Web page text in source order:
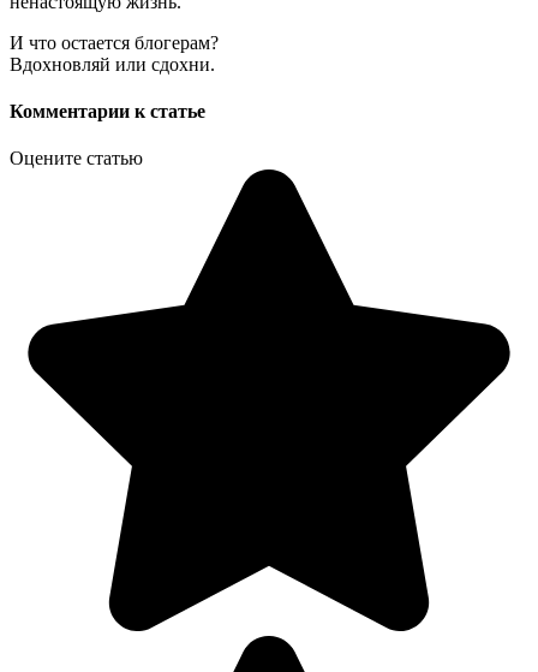
И что остается блогерам?
Вдохновляй или сдохни.
Комментарии к статье
Оцените статью